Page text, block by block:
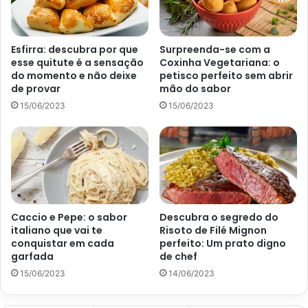
Salada de quinoa com grão de bico e legumes
Cozinhe a quinoa por cerca de 15 minutos, após
cozida retire da panela e deixe escorrer.
Misture a quinoa cozida com o pepino, tomate e
cebola.
Tempere com azeite, limão, sal e pimenta a gosto.
Sirva sobre uma camada de folhas verdes, como
alface, rúcula, couve, almeirão, etc.
Salada de quinoa com grão de bico e abacate
Cozinhe a quinoa por pelo menos 15 minutos, após
cozida deixe-a escorrer.
Misture a quinoa cozida com o abacate.
Tempere com um pouco de azeite, limão, sal e
Esfirra: descubra por que
esse quitute é a sensação
do momento e não deixe
de provar
15/06/2023
Surpreenda-se com a
Coxinha Vegetariana: o
petisco perfeito sem abrir
mão do sabor
15/06/2023
Caccio e Pepe: o sabor
italiano que vai te
conquistar em cada
garfada
15/06/2023
Descubra o segredo do
Risoto de Filé Mignon
perfeito: Um prato digno
de chef
14/06/2023